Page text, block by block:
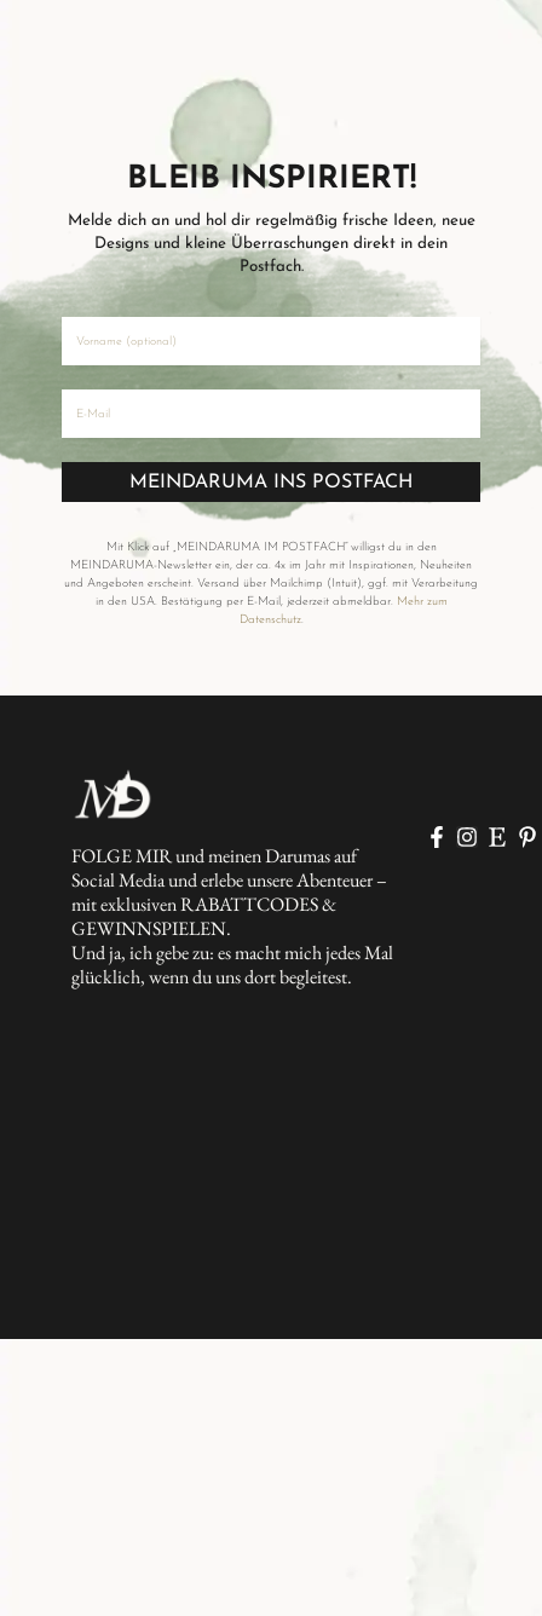
BLEIB INSPIRIERT!
Melde dich an und hol dir regelmäßig frische Ideen, neue
Designs und kleine Überraschungen direkt in dein
Postfach.
MEINDARUMA INS POSTFACH
Mit Klick auf „MEINDARUMA IM POSTFACH“ willigst du in den
MEINDARUMA-Newsletter ein, der ca. 4x im Jahr mit Inspirationen, Neuheiten
und Angeboten erscheint. Versand über Mailchimp (Intuit), ggf. mit Verarbeitung
in den USA. Bestätigung per E-Mail, jederzeit abmeldbar. Mehr zum
Datenschutz.
FOLGE MIR und meinen Darumas auf
Social Media und erlebe unsere Abenteuer –
mit exklusiven RABATTCODES &
GEWINNSPIELEN.
Und ja, ich gebe zu: es macht mich jedes Mal
glücklich, wenn du uns dort begleitest.